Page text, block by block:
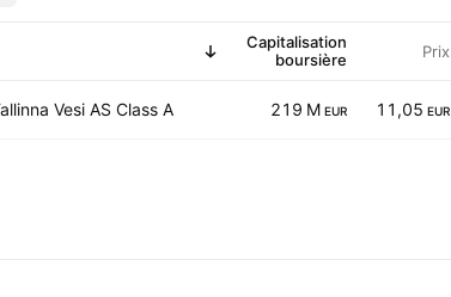
Capitalisation
boursière
Prix
Vesi AS Class A 219 M EUR 11,05 EUR